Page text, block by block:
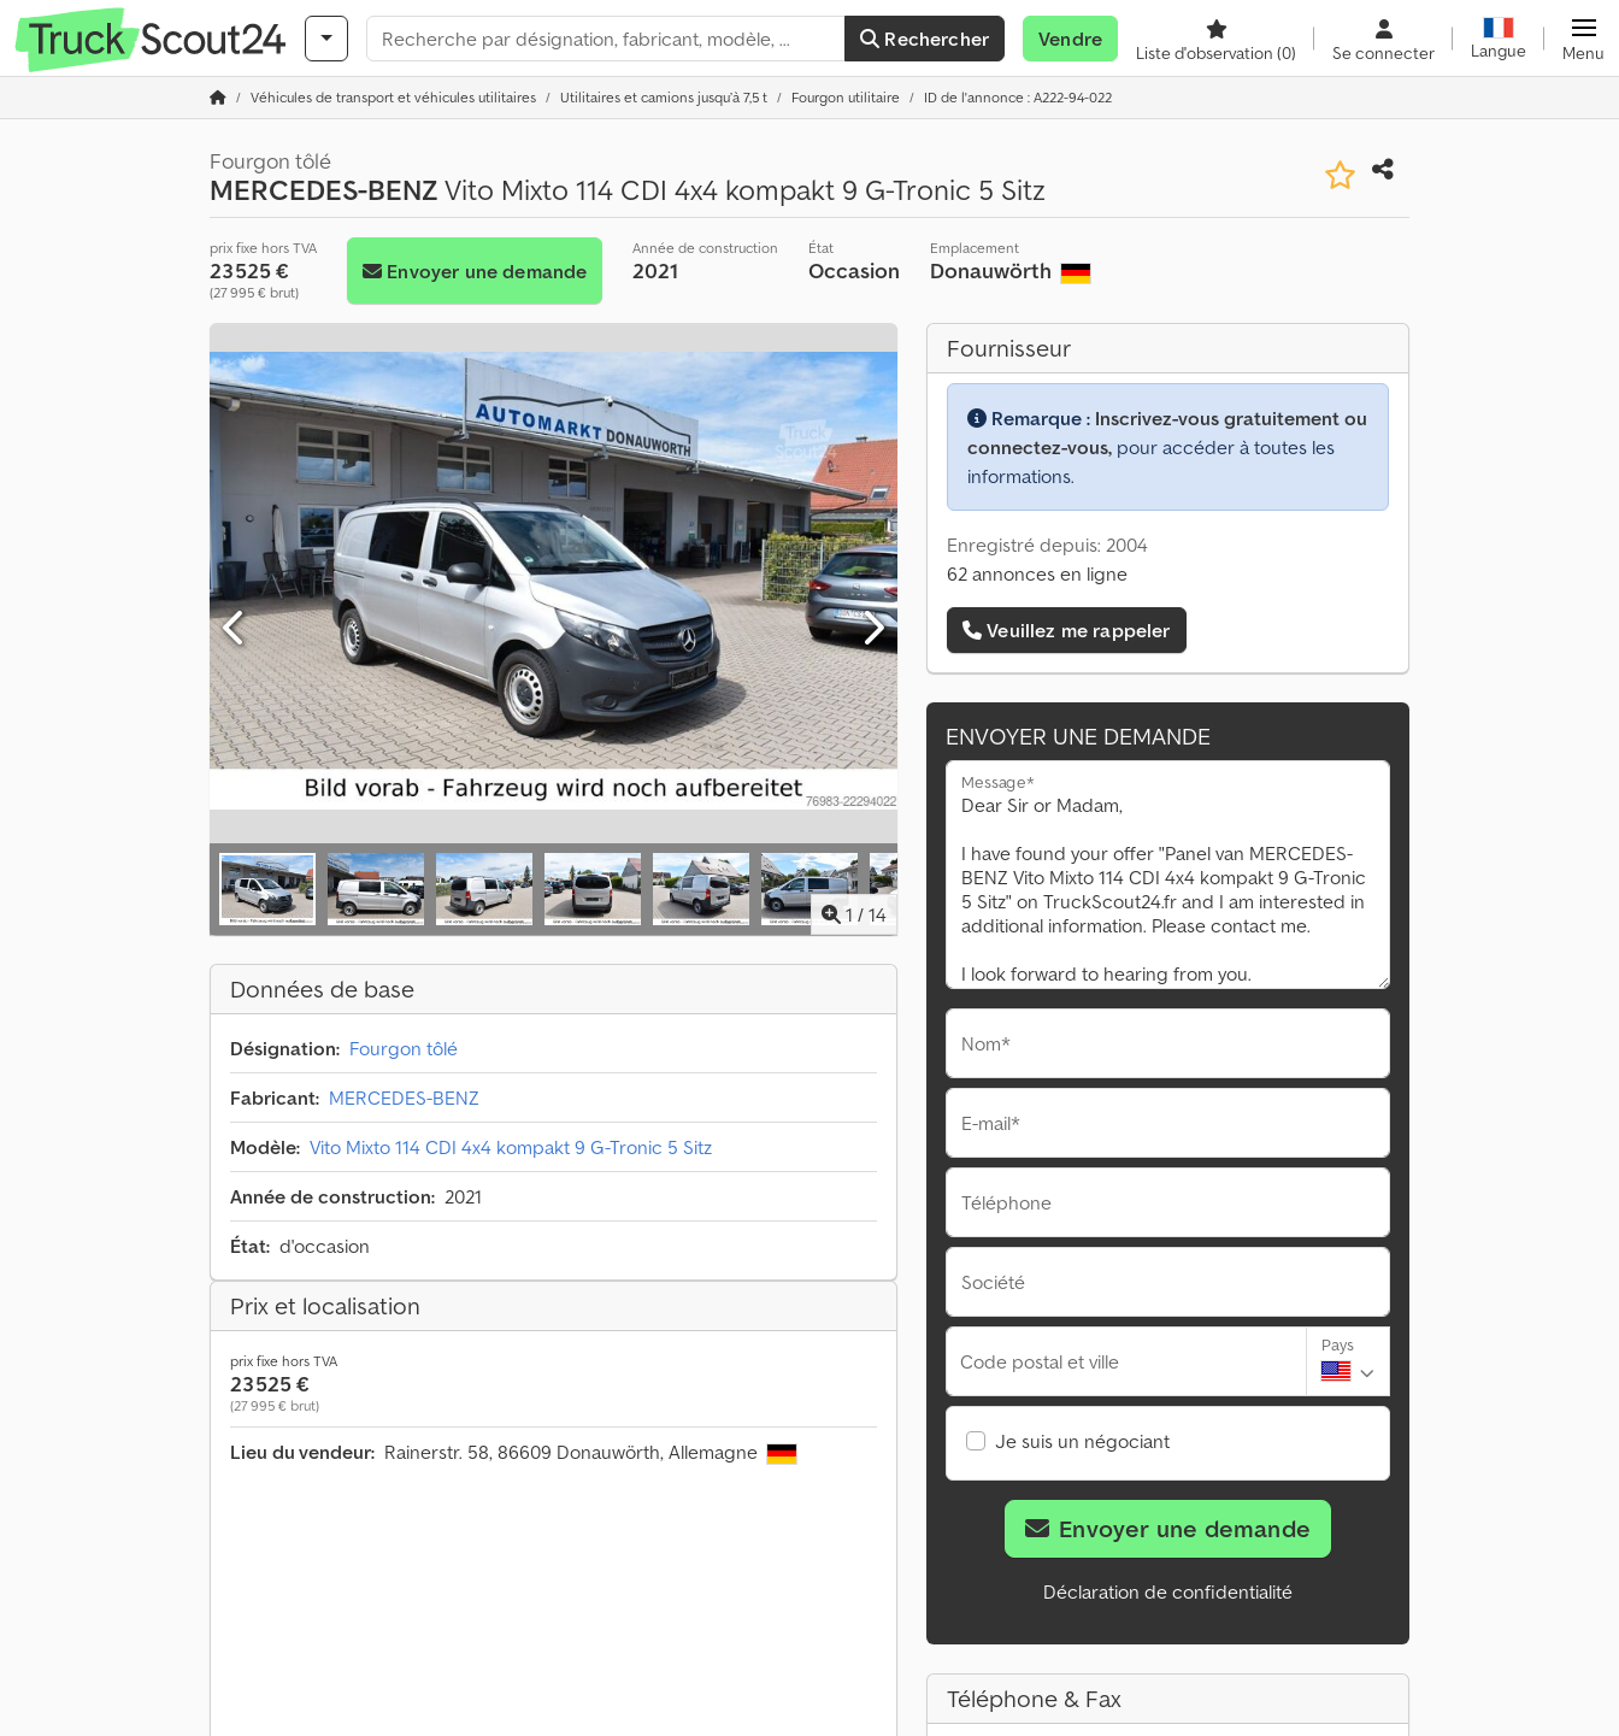
Rechercher Vendre
Liste d'observation (0) Se connecter Langue Menu
Véhicules de transport et véhicules utilitaires Utilitaires et camions jusqu’à 7,5 t Fourgon utilitaire ID de l'annonce : A222-94-022
Fourgon tôlé
MERCEDES-BENZVito Mixto 114 CDI 4x4 kompakt 9 G-Tronic 5 Sitz
prix fixe hors TVA
23 525 €
(27 995 € brut)
Envoyer une demande
Année de construction
2021
État
Occasion
Emplacement
Donauwörth
1 / 14
Données de base
Désignation: Fourgon tôlé
Fabricant: MERCEDES-BENZ
Modèle: Vito Mixto 114 CDI 4x4 kompakt 9 G-Tronic 5 Sitz
Année de construction: 2021
État: d'occasion
Prix et localisation
prix fixe hors TVA
23 525 €
(27 995 € brut)
Lieu du vendeur: Rainerstr. 58, 86609 Donauwörth, Allemagne
Fournisseur
Remarque : Inscrivez-vous gratuitement ou
connectez-vous, pour accéder à toutes les
informations.
Enregistré depuis: 2004
62 annonces en ligne
Veuillez me rappeler
ENVOYER UNE DEMANDE
Message*
Nom*
E-mail*
Téléphone
Société
Code postal et ville
Pays
Je suis un négociant
Envoyer une demande
Déclaration de confidentialité
Téléphone & Fax